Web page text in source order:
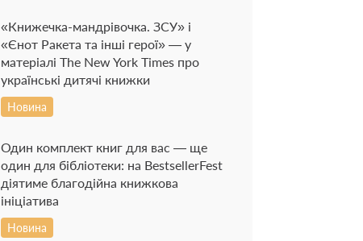
«Книжечка-мандрівочка. ЗСУ» і
«Єнот Ракета та інші герої» — у
матеріалі The New York Times про
українські дитячі книжки
Новина
Один комплект книг для вас — ще
один для бібліотеки: на BestsellerFest
діятиме благодійна книжкова
ініціатива
Новина